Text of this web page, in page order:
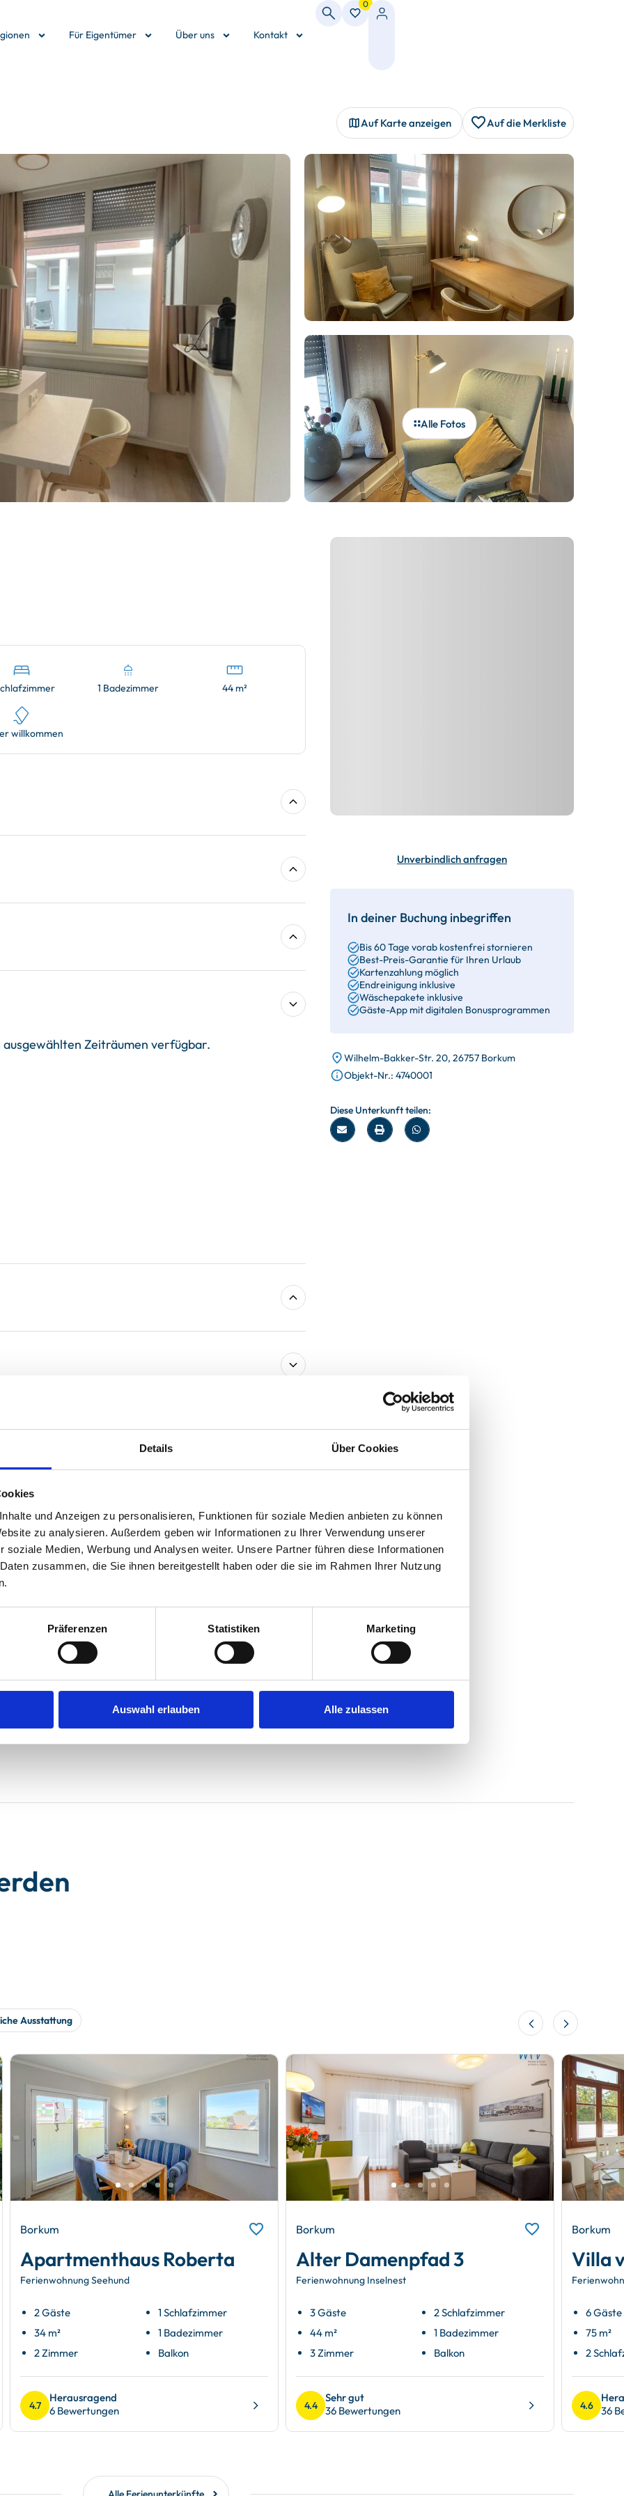
Details Über Cookies
und Anzeigen zu personalisieren, Funktionen für soziale Medien anbieten zu können
zu analysieren. Außerdem geben wir Informationen zu Ihrer Verwendung unserer
soziale Medien, Werbung und Analysen weiter. Unsere Partner führen diese Informationen
zusammen, die Sie ihnen bereitgestellt haben oder die sie im Rahmen Ihrer Nutzung
Präferenzen Statistiken Marketing
Auswahl erlauben Alle zulassen
Für Eigentümer Über uns Kontakt
0
Auf Karte anzeigen Auf die Merkliste
Alle Fotos
1 Badezimmer 44 m²
willkommen
Zeiträumen verfügbar.
Ausstattung
4.4 Preis/Leistung
Top Lage. Top modern eingerichtet. Leider ohne
Unverbindlich anfragen
In deiner Buchung inbegriffen
Bis 60 Tage vorab kostenfrei stornieren
Best-Preis-Garantie für Ihren Urlaub
Kartenzahlung möglich
Endreinigung inklusive
Wäschepakete inklusive
Gäste-App mit digitalen Bonusprogrammen
Wilhelm-Bakker-Str. 20, 26757 Borkum
Objekt-Nr.: 4740001
Diese Unterkunft teilen:
Ausstattung
Borkum
Apartmenthaus Roberta
Ferienwohnung Seehund
2 Gäste
34 m²
2 Zimmer
1 Schlafzimmer
1 Badezimmer
Balkon
4.7
Herausragend
6 Bewertungen
Borkum
Alter Damenpfad 3
Ferienwohnung Inselnest
3 Gäste
44 m²
3 Zimmer
2 Schlafzimmer
1 Badezimmer
Balkon
4.4
Sehr gut
36 Bewertungen
Borkum
Villa
6 Gäste
75 m²
2
4.6
36